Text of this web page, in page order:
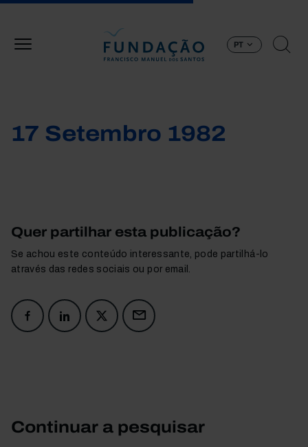
PT
17 Setembro 1982
Quer partilhar esta publicação?
Se achou este conteúdo interessante, pode partilhá-lo
através das redes sociais ou por email.
Continuar a pesquisar